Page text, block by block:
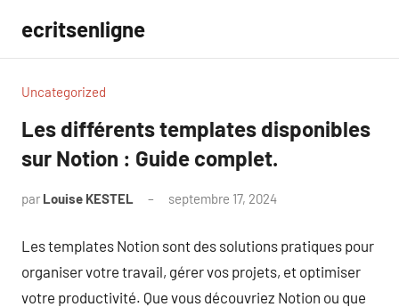
contenu
ecritsenligne
Uncategorized
Les différents templates disponibles
sur Notion : Guide complet.
par Louise KESTEL septembre 17, 2024
Les templates Notion sont des solutions pratiques pour
organiser votre travail, gérer vos projets, et optimiser
votre productivité. Que vous découvriez Notion ou que